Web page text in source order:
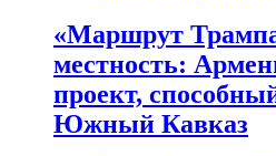
«Маршрут
местность:
проект,
Южный Кавказ